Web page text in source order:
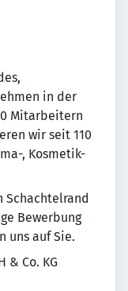
in der
Mitarbeitern
wir seit 110
, Kosmetik-
Schachtelrand
Bewerbung
uns auf Sie.
& Co. KG